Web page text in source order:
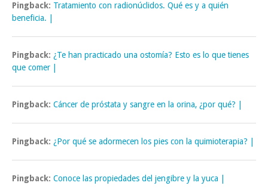
Pingback: Tratamiento con radionúclidos. Qué es y a quién
beneficia. |
Pingback: ¿Te han practicado una ostomía? Esto es lo que tienes
que comer |
Pingback: Cáncer de próstata y sangre en la orina, ¿por qué? |
Pingback: ¿Por qué se adormecen los pies con la quimioterapia? |
Pingback: Conoce las propiedades del jengibre y la yuca |